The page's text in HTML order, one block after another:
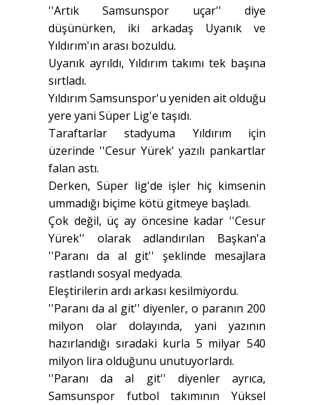
''Artık Samsunspor uçar'' diye
düşünürken, iki arkadaş Uyanık ve
Yıldırım'ın arası bozuldu.
Uyanık ayrıldı, Yıldırım takımı tek başına
sırtladı.
Yıldırım Samsunspor'u yeniden ait olduğu
yere yani Süper Lig'e taşıdı.
Taraftarlar stadyuma Yıldırım için
üzerinde ''Cesur Yürek' yazılı pankartlar
falan astı.
Derken, Süper lig'de işler hiç kimsenin
ummadığı biçime kötü gitmeye başladı.
Çok değil, üç ay öncesine kadar ''Cesur
Yürek'' olarak adlandırılan Başkan'a
''Paranı da al git'' şeklinde mesajlara
rastlandı sosyal medyada.
Eleştirilerin ardı arkası kesilmiyordu.
''Paranı da al git'' diyenler, o paranın 200
milyon olar dolayında, yani yazının
hazırlandığı sıradaki kurla 5 milyar 540
milyon lira olduğunu unutuyorlardı.
''Paranı da al git'' diyenler ayrıca,
Samsunspor futbol takımının Yüksel